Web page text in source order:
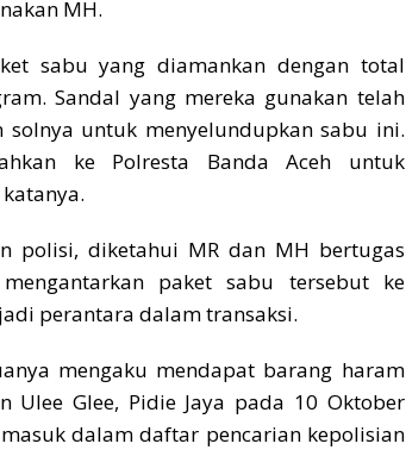
MH.
sabu yang diamankan dengan total
Sandal yang mereka gunakan telah
untuk menyelundupkan sabu ini.
ke Polresta Banda Aceh untuk
polisi, diketahui MR dan MH bertugas
paket sabu tersebut ke
perantara dalam transaksi.
mengaku mendapat barang haram
Ulee Glee, Pidie Jaya pada 10 Oktober
dalam daftar pencarian kepolisian